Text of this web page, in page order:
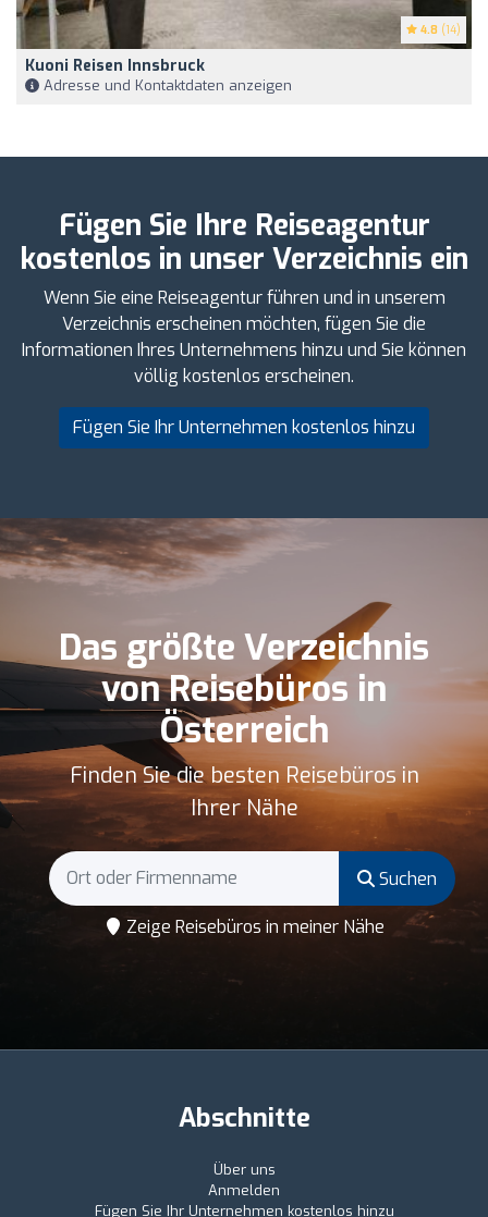
4.8 (14)
Kuoni Reisen Innsbruck
Adresse und Kontaktdaten anzeigen
Fügen Sie Ihre Reiseagentur
kostenlos in unser Verzeichnis ein
Wenn Sie eine Reiseagentur führen und in unserem
Verzeichnis erscheinen möchten, fügen Sie die
Informationen Ihres Unternehmens hinzu und Sie können
völlig kostenlos erscheinen.
Fügen Sie Ihr Unternehmen kostenlos hinzu
Das größte Verzeichnis
von Reisebüros in
Österreich
Finden Sie die besten Reisebüros in
Ihrer Nähe
Suchen
Zeige Reisebüros in meiner Nähe
Abschnitte
Über uns
Anmelden
Fügen Sie Ihr Unternehmen kostenlos hinzu